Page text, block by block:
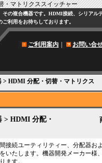
マトリクススイッチャー
の複合機器です。HDMI接続、シリア
利用をお待ちしております。
ご利用案内｜ お問い合
> HDMI 分配・切替・マトリクス
> HDMI 分配・
接続ユーティリティー、分配器
いたします。機器開発メーカー
ます。